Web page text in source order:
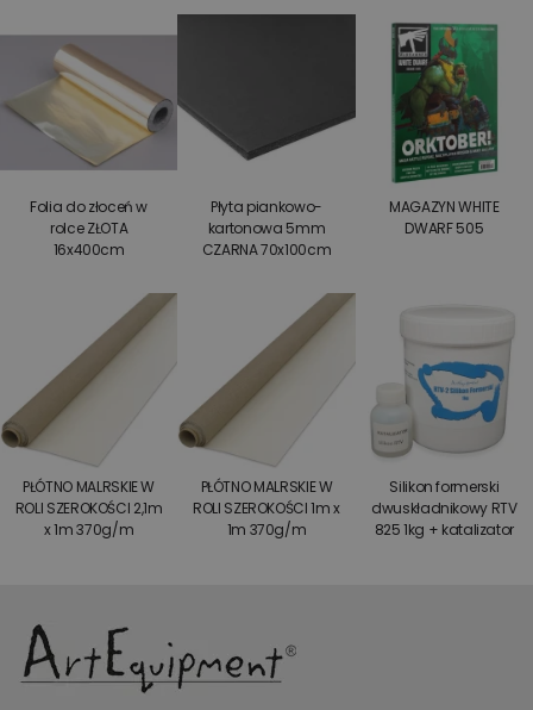
Folia do złoceń w
rolce ZŁOTA
16x400cm
Płyta piankowo-
kartonowa 5mm
CZARNA 70x100cm
MAGAZYN WHITE
DWARF 505
PŁÓTNO MALRSKIE W
ROLI SZEROKOŚCI 2,1m
x 1m 370g/m
PŁÓTNO MALRSKIE W
ROLI SZEROKOŚCI 1m x
1m 370g/m
Silikon formerski
dwuskładnikowy RTV
825 1kg + katalizator